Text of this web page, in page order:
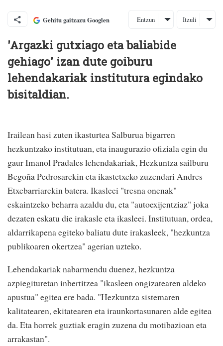
Gehitu gaitzazu Googlen Entzun Itzuli
'Argazki gutxiago eta baliabide
gehiago' izan dute goiburu
lehendakariak institutura egindako
bisitaldian.
Irailean hasi zuten ikasturtea Salburua bigarren
hezkuntzako institutuan, eta inaugurazio ofiziala egin du
gaur Imanol Pradales lehendakariak, Hezkuntza sailburu
Begoña Pedrosarekin eta ikastetxeko zuzendari Andres
Etxebarriarekin batera. Ikasleei "tresna onenak"
eskaintzeko beharra azaldu du, eta "autoexijentziaz" joka
dezaten eskatu die irakasle eta ikasleei. Institutuan, ordea,
aldarrikapena egiteko baliatu dute irakasleek, "hezkuntza
publikoaren okertzea" agerian uzteko.
Lehendakariak nabarmendu duenez, hezkuntza
azpiegituretan inbertitzea "ikasleen ongizatearen aldeko
apustua" egitea ere bada. "Hezkuntza sistemaren
kalitatearen, ekitatearen eta iraunkortasunaren alde egitea
da. Eta horrek guztiak eragin zuzena du motibazioan eta
arrakastan".